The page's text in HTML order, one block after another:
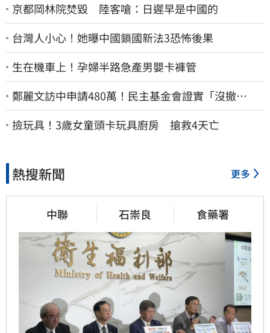
京都岡林院焚毀 陸客嗆：日遲早是中國的
台灣人小心！她曝中國鎖國新法3恐怖後果
生在機車上！孕婦半路急產男嬰卡褲管
鄭麗文訪中申請480萬！民主基金會證實「沒撤
案」 預算被砍960萬
撿玩具！3歲女童頭卡玩具廚房 搶救4天亡
熱搜新聞 更多
中聯 石崇良 食藥署